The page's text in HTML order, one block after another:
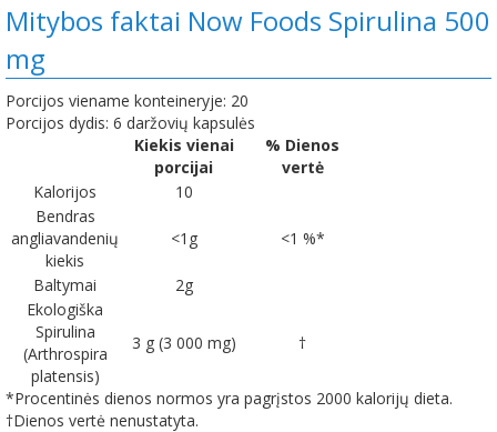
Mitybos faktai Now Foods Spirulina 500
mg
Porcijos viename konteineryje: 20
Porcijos dydis: 6 daržovių kapsulės
Kiekis vienai
porcijai
% Dienos
vertė
Kalorijos
10
Bendras
angliavandenių
kiekis
<1g <1 %*
Baltymai
2g
Ekologiška
Spirulina
(Arthrospira
platensis)
3 g (3 000 mg) †
*Procentinės dienos normos yra pagrįstos 2000 kalorijų dieta.
†Dienos vertė nenustatyta.